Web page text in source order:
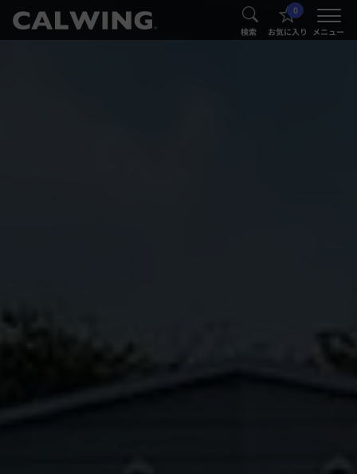
® 検索
0
お気に入り メニュー
®